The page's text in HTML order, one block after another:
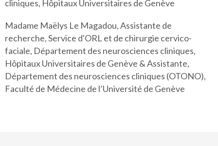
cliniques, Hôpitaux Universitaires de Genève
Madame Maëlys Le Magadou, Assistante de
recherche, Service d'ORL et de chirurgie cervico-
faciale, Département des neurosciences cliniques,
Hôpitaux Universitaires de Genève & Assistante,
Département des neurosciences cliniques (OTONO),
Faculté de Médecine de l’Université de Genève